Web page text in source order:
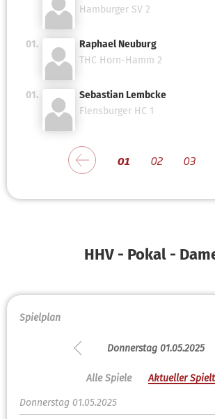
Hamburger SV 2
01.
Raphael Neuburg
THC Horn-Hamm 2
01.
Sebastian Lembcke
Flensburger HC 1
01 02 03
HHV - Pokal -
Spielplan
Donnerstag 01.05.2025
Alle Spiele Aktueller
Donnerstag 01.05.2025